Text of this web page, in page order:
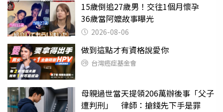
15歲倒追27歲男！交往1個月懷孕
36歲當阿嬤故事曝光
2026-08-06
做到這點才有資格說愛你
台灣癌症基金會
母親過世當天提領206萬辦後事「父子
遭判刑」 律師：搶錢先下手是罪